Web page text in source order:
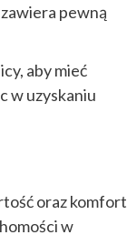
pewną
aby mieć
w uzyskaniu
oraz komfort
w